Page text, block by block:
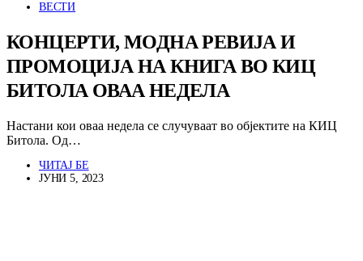
ВЕСТИ
КОНЦЕРТИ, МОДНА РЕВИЈА И
ПРОМОЦИЈА НА КНИГА ВО КИЦ
БИТОЛА ОВАА НЕДЕЛА
Настани кои оваа недела се случуваат во објектите на КИЦ
Битола. Од…
ЧИТАЈ БЕ
ЈУНИ 5, 2023